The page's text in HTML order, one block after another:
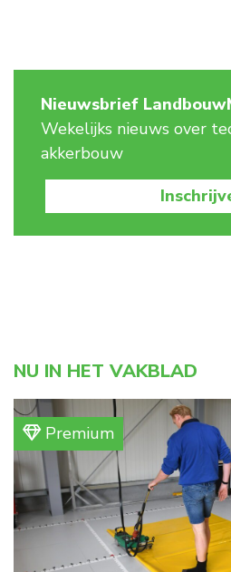
Nieuwsbrief
Wekelijks nieuws over
akkerbouw
NU IN HET VAKBLAD
Premium